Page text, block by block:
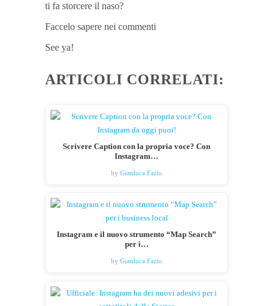
ti fa storcere il naso?
Faccelo sapere nei commenti
See ya!
ARTICOLI CORRELATI:
Scrivere Caption con la propria voce? Con
Instagram…
by Gianluca Fazio
Instagram e il nuovo strumento “Map Search”
per i…
by Gianluca Fazio